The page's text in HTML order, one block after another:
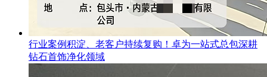
行业案例积淀、老客户持续复购！卓为一站式总包深耕
钻石首饰净化领域